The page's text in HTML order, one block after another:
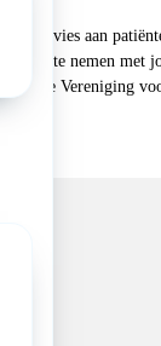
advies aan
op te nemen met
Vereniging